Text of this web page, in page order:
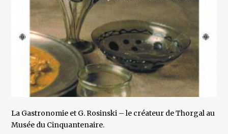
La Gastronomie et G. Rosinski – le créateur de Thorgal au
Musée du Cinquantenaire.